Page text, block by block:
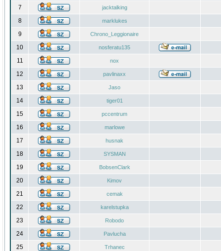
7 jacktalking
8 marklukes
9 Chrono_Leggionaire
10 nosferatu135
11 nox
12 pavlinaxx
13 Jaso
14 tiger01
15 pccentrum
16 marlowe
17 husnak
18 SYSMAN
19 BobsenClark
20 Kimov
21 cemak
22 karelstupka
23 Robodo
24 Pavlucha
25 Trhanec